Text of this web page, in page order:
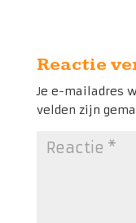
Reactie
Je e-mailadres
velden zijn